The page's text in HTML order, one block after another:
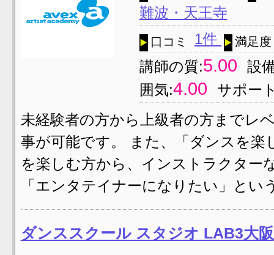
難波・天王寺
口コミ 1件 満足度
講師の質:5.00
設
囲気:4.00
サポー
未経験者の方から上級者の方までレ
事が可能です。 また、「ダンスを
を楽しむ方から、インストラクター
「エンタテイナーになりたい」と
ダンススクール スタジオ LAB3大阪